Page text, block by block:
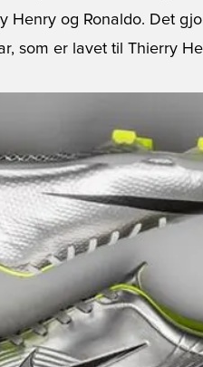
Henry og Ronaldo. Det
som er lavet til Thierry